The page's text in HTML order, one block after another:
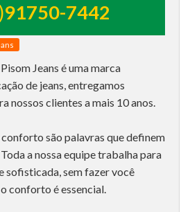
91750-7442
Jeans é uma marca
de jeans, entregamos
nossos clientes a mais 10 anos.
são palavras que definem
a nossa equipe trabalha para
sofisticada, sem fazer você
conforto é essencial.